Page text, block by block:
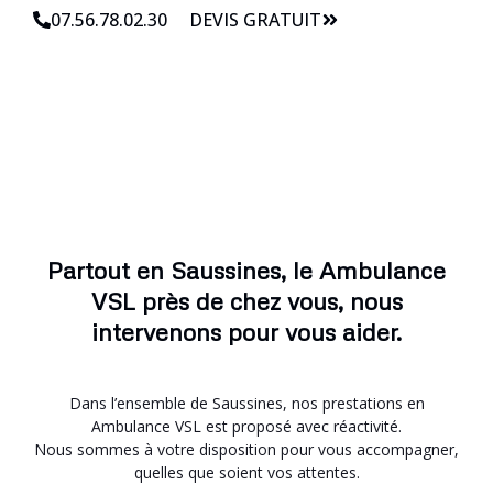
07.56.78.02.30 DEVIS GRATUIT
Partout en Saussines, le Ambulance
VSL près de chez vous, nous
intervenons pour vous aider.
Dans l’ensemble de Saussines, nos prestations en
Ambulance VSL est proposé avec réactivité.
Nous sommes à votre disposition pour vous accompagner,
quelles que soient vos attentes.